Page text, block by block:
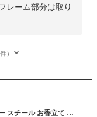
レーム部分は取り
）
蚊取り線香入れ 蚊取り線香 蚊取り線香ホルダー スチール お香立て 香炉 ブラック グレー ライトブルー フタ付き 蓋 フタ ふた ハンドル 付き 蓮 キャンドルホルダー 蚊やり かやり ホルダー 入れ ケース オブジェ おしゃれ 北欧 雑貨 インテリア アジアン [1077]